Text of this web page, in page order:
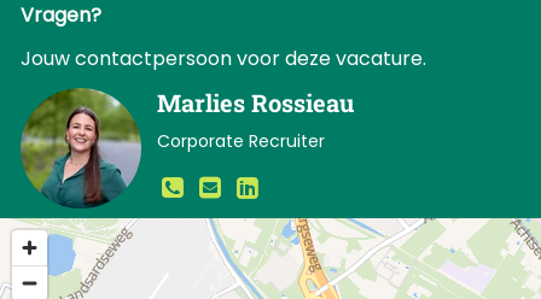
Vragen?
Jouw contactpersoon voor deze vacature.
Marlies Rossieau
Corporate Recruiter